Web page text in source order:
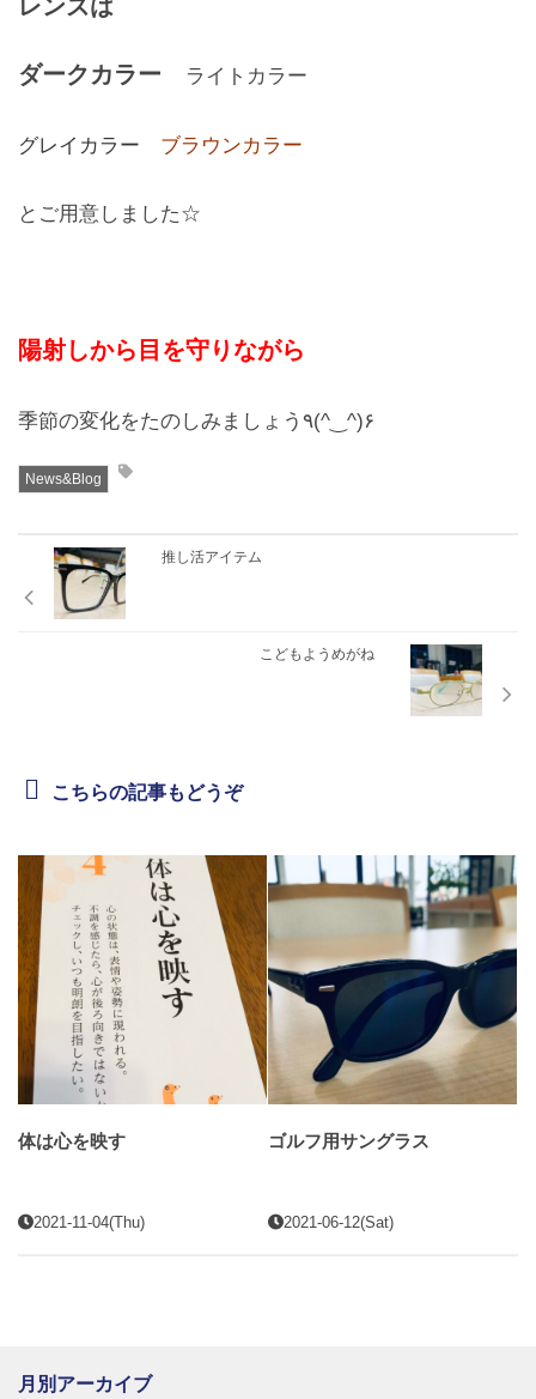
レンズは
ダークカラー ライトカラー
グレイカラー ブラウンカラー
とご用意しました☆
陽射しから目を守りながら
季節の変化をたのしみましょう٩(^‿^)۶
News&Blog
推し活アイテム
こどもようめがね
こちらの記事もどうぞ
体は心を映す
2021-11-04(Thu)
ゴルフ用サングラス
2021-06-12(Sat)
月別アーカイブ